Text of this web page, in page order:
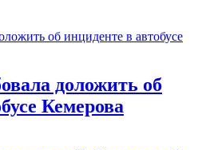
доложить об
Кемерова